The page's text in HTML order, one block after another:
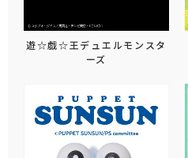
遊☆戯☆王デュエルモンスタ
ーズ